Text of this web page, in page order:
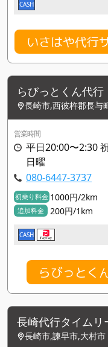
CASH
いさはや代行
らびっとくん代行
長崎市,西彼杵郡長与
営業時間
平日20:00〜2:30
日曜
080-6447-3737
初乗り料金 1000円/2km
追加料金 200円/1km
CASH
らびっとく
長崎代行タイムリ
長崎市,諫早市,大村市